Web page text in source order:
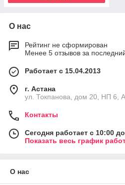
О нас
Рейтинг не сформирован
Менее 5 отзывов за
Работает с 15.04.2013
г. Астана
ул. Токпанова, дом 20, НП 6,
Контакты
Сегодня работает с 10:00
Показать весь график
О нас